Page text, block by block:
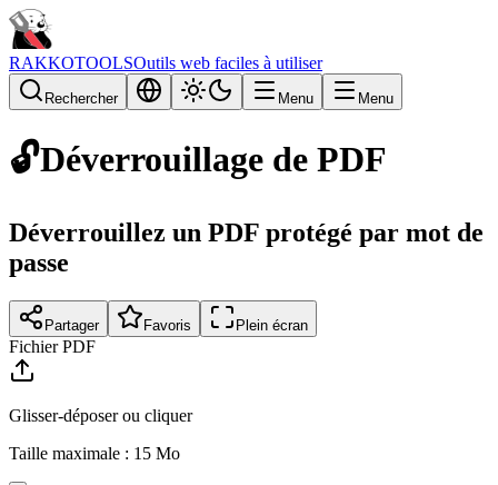
RAKKOTOOLSOutils web faciles à utiliser
Rechercher Menu Menu
🔓Déverrouillage de PDF
Déverrouillez un PDF protégé par mot de
passe
Partager Favoris Plein écran
Fichier PDF
Glisser-déposer ou cliquer
Taille maximale : 15 Mo